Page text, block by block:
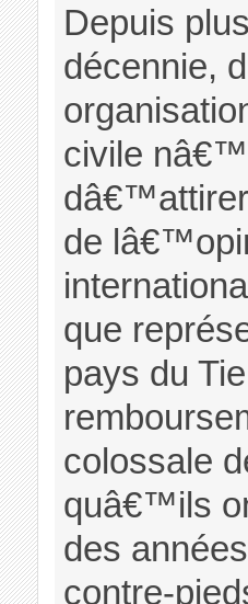
Depuis
décennie,
civile
de
que
pays du
colossale
quâ€™ils
des
contre-